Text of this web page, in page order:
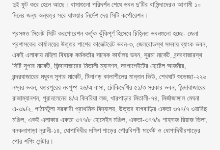
দুই ফুট করে হেলে আছে। বাসাগুলো পরিদর্শন শেষে ভবন দু’টির বাসিন্দাদেরও আগামী ১০
দিনের জন্য অন্যত্র সরে যাওয়ার নির্দেশ দেয় সিটি কর্পোরেশন।
প্রসঙ্গত সিলেট সিটি করপোরেশন কর্তৃক ঝুঁকিপূর্ণ হিসেবে চিহ্নিত ভবনগুলো হচ্ছে- জেলা
প্রশাসকের কার্যালয়ের উত্তর পাশের কালেক্টরেট ভবন-৩, জেলরোডস্থ সমবায় ব্যাংক ভবন,
একই এলাকায় মহিলা বিষয়ক কর্মকর্তার সাবেক কার্যালয় ভবন, সুরমা মার্কেট, বন্দরবাজারস্থ
সিটি সুপার মার্কেট, জিন্দাবাজারের মিতালী ম্যানশন, দরগাগেইটের হোটেল আজমীর,
বন্দরবাজারের মধুবন সুপার মার্কেট, টিলাগড় কালাশীলের মান্নান ভিউ, শেখঘাট শুভেচ্ছা-২২৬
নম্বর ভবন, যতরপুরের নবপুষ্প ২৬/এ বাসা, চৌকিদেখির ৫১/৩ সরকার ভবন, জিন্দাবাজারের
রাজাম্যানশন, পুরানলেনের ৪/এ কিবরিয়া লজ, খারপাড়ার মিতালী-৭৪, মির্জাজাঙ্গাল মেঘনা
এ-৩৯/২, পাঠানটুলা সরকারী প্রাথমিক বিদ্যালয়, উত্তর বাগবাড়ির একতা ৩৭৭/৭ ওয়ারিছ
মঞ্জিল, একই এলাকার একতা ৩৭৭/৮ হোসেইন মঞ্জিল, একতা-৩৭৭/৯ শাহনাজ রিয়াজ ভিলা,
বনকলাপাড়া নূরানী-১৪, ধোপাদিঘীর দক্ষিণ পাড়ের পৌরবিপণী মার্কেট ও ধোপাদিঘীরপাড়ের
পৌর শপিং সেন্টার।